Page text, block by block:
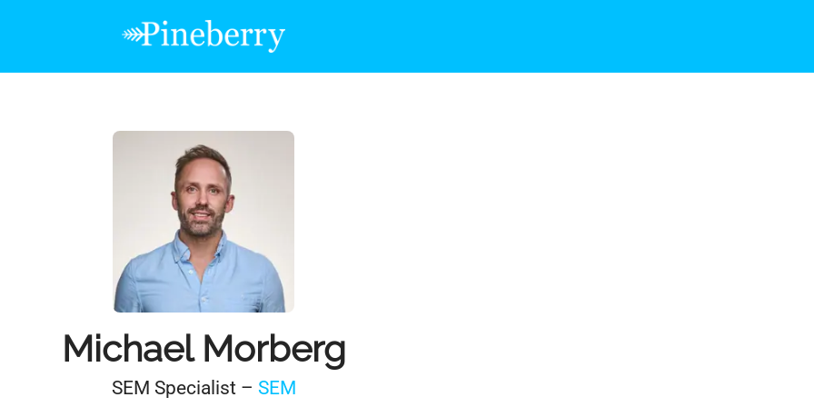
Michael Morberg
SEM Specialist – SEM